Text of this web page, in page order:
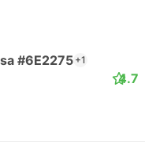
#6E2275 +1
4.7